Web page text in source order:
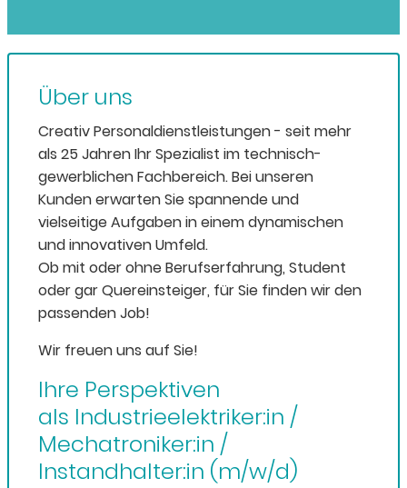
Über uns
Creativ Personaldienstleistungen - seit mehr
als 25 Jahren Ihr Spezialist im technisch-
gewerblichen Fachbereich. Bei unseren
Kunden erwarten Sie spannende und
vielseitige Aufgaben in einem dynamischen
und innovativen Umfeld.
Ob mit oder ohne Berufserfahrung, Student
oder gar Quereinsteiger, für Sie finden wir den
passenden Job!
Wir freuen uns auf Sie!
Ihre Perspektiven
als Industrieelektriker:in /
Mechatroniker:in /
Instandhalter:in (m/w/d)